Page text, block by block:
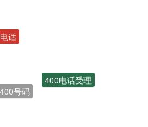
400电话受理
话